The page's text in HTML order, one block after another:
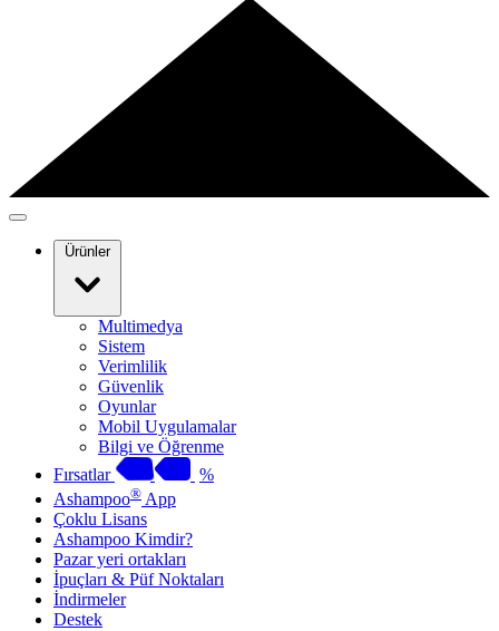
Ürünler
Multimedya
Sistem
Verimlilik
Güvenlik
Oyunlar
Mobil Uygulamalar
Bilgi ve Öğrenme
Fırsatlar
%
Ashampoo® App
Çoklu Lisans
Ashampoo Kimdir?
Pazar yeri ortakları
İpuçları & Püf Noktaları
İndirmeler
Destek